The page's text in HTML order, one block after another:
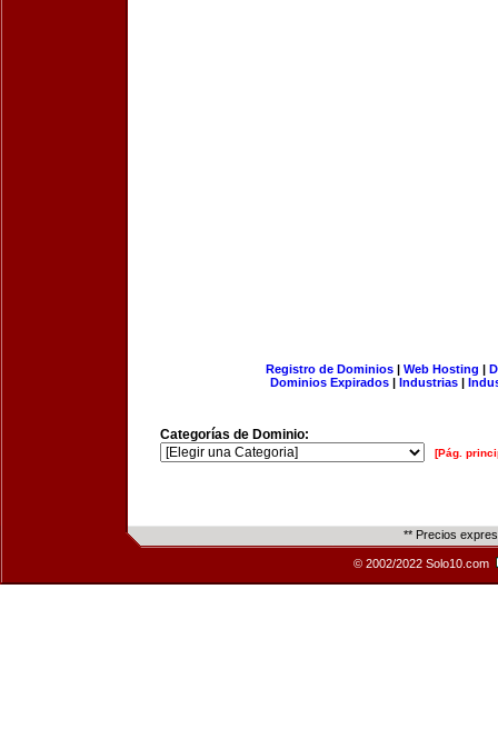
Registro de Dominios| Web Hosting |
Dominios Expirados | Industrias |
Categorías de Dominio:
[Pág.
** Precios
© 2002/2022 Solo10.com